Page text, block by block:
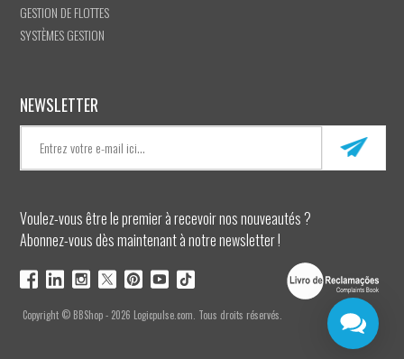
GESTION DE FLOTTES
SYSTÈMES GESTION
NEWSLETTER
Voulez-vous être le premier à recevoir nos nouveautés ?
Abonnez-vous dès maintenant à notre newsletter !
Copyright © BBShop - 2026 Logicpulse.com. Tous droits réservés.